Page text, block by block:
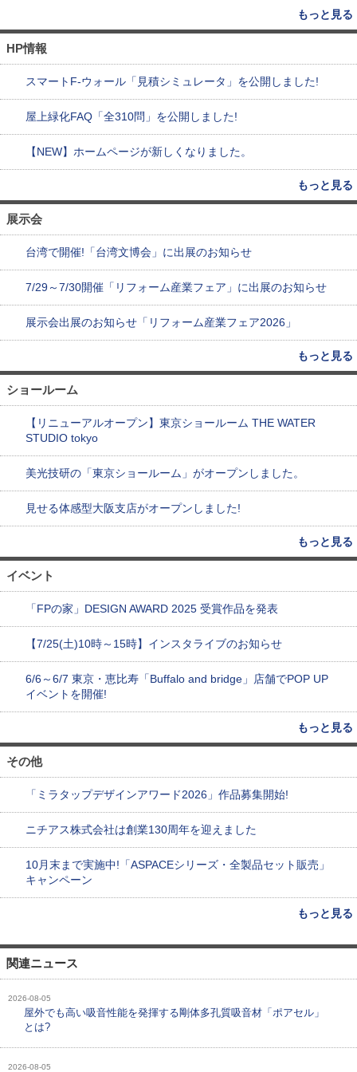
もっと見る
HP情報
スマートF-ウォール「見積シミュレータ」を公開しました!
屋上緑化FAQ「全310問」を公開しました!
【NEW】ホームページが新しくなりました。
もっと見る
展示会
台湾で開催!「台湾文博会」に出展のお知らせ
7/29～7/30開催「リフォーム産業フェア」に出展のお知らせ
展示会出展のお知らせ「リフォーム産業フェア2026」
もっと見る
ショールーム
【リニューアルオープン】東京ショールーム THE WATER
STUDIO tokyo
美光技研の「東京ショールーム」がオープンしました。
見せる体感型大阪支店がオープンしました!
もっと見る
イベント
「FPの家」DESIGN AWARD 2025 受賞作品を発表
【7/25(土)10時～15時】インスタライブのお知らせ
6/6～6/7 東京・恵比寿「Buffalo and bridge」店舗でPOP UP
イベントを開催!
もっと見る
その他
「ミラタップデザインアワード2026」作品募集開始!
ニチアス株式会社は創業130周年を迎えました
10月末まで実施中!「ASPACEシリーズ・全製品セット販売」
キャンペーン
もっと見る
関連ニュース
2026-08-05
屋外でも高い吸音性能を発揮する剛体多孔質吸音材「ポアセル」
とは?
2026-08-05